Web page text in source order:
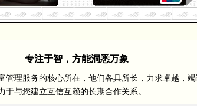
专注于智，方能洞悉万象
理服务的核心所在，他们各具所长，力求卓越，竭
于与您建立互信互赖的长期合作关系。